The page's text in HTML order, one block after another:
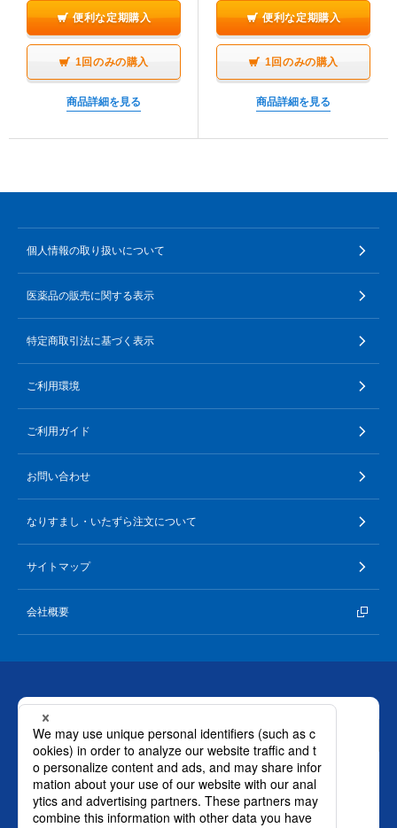
便利な定期購入
1回のみの購入
商品詳細を見る
便利な定期購入
1回のみの購入
商品詳細を見る
個人情報の取り扱いについて
医薬品の販売に関する表示
特定商取引法に基づく表示
ご利用環境
ご利用ガイド
お問い合わせ
なりすまし・いたずら注文について
サイトマップ
会社概要
お問い合わせ
ロート製薬株式会社 通販事業部
0120-880-610